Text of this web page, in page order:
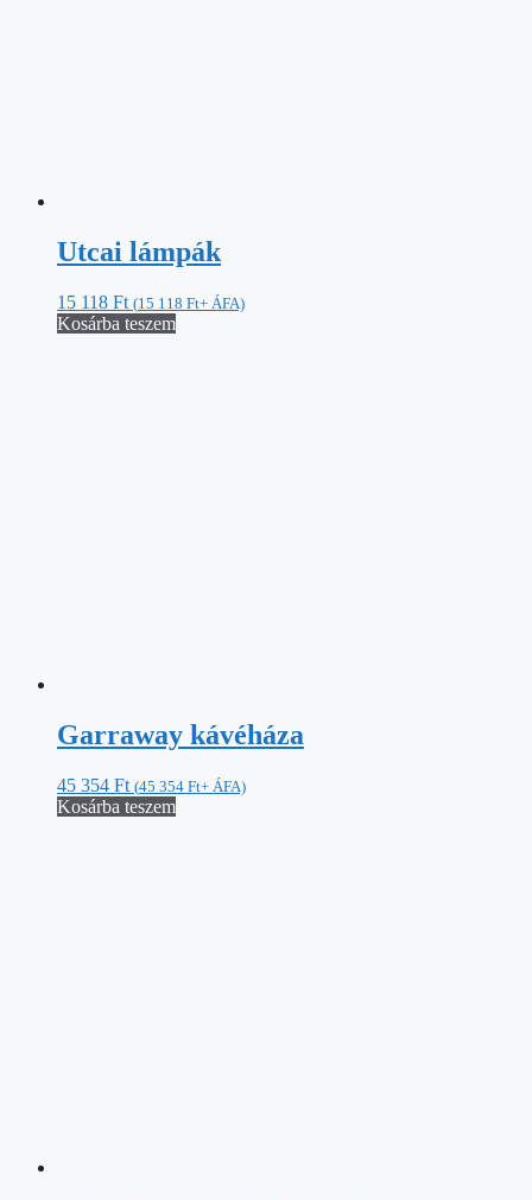
Utcai lámpák
15 118 Ft (15 118 Ft+ ÁFA)
Kosárba teszem
Garraway kávéháza
45 354 Ft (45 354 Ft+ ÁFA)
Kosárba teszem